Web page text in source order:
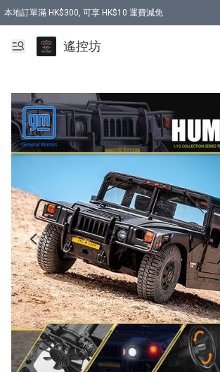
本地訂單滿 HK$300, 可享 HK$10 運費減免
購買 7.6V 6500mah 70C 電池 送 7.6V USB充電器
遙控坊